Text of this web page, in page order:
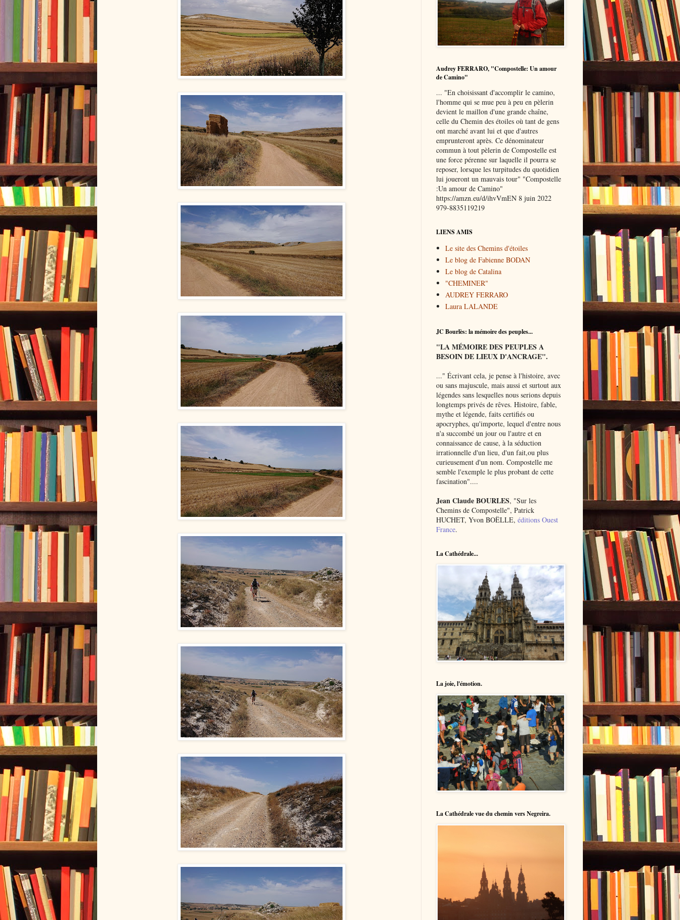
Audrey FERRARO, "Compostelle: Un amour
de Camino"
... "En choisissant d'accomplir le camino,
l'homme qui se mue peu à peu en pèlerin
devient le maillon d'une grande chaîne,
celle du Chemin des étoiles où tant de gens
ont marché avant lui et que d'autres
emprunteront après. Ce dénominateur
commun à tout pèlerin de Compostelle est
une force pérenne sur laquelle il pourra se
reposer, lorsque les turpitudes du quotidien
lui joueront un mauvais tour" "Compostelle
:Un amour de Camino"
https://amzn.eu/d/ihvVmEN 8 juin 2022
979-8835119219
LIENS AMIS
Le site des Chemins d'étoiles
Le blog de Fabienne BODAN
Le blog de Catalina
"CHEMINER"
AUDREY FERRARO
Laura LALANDE
JC Bourlès: la mémoire des peuples...
"LAMÉMOIREDES PEUPLES A
BESOIN DE LIEUX D'ANCRAGE".
..." Écrivant cela, je pense à l'histoire, avec
ou sans majuscule, mais aussi et surtout aux
légendes sans lesquelles nous serions depuis
longtemps privés de rêves. Histoire, fable,
mythe et légende, faits certifiés ou
apocryphes, qu'importe, lequel d'entre nous
n'a succombé un jour ou l'autre et en
connaissance de cause, à la séduction
irrationnelle d'un lieu, d'un fait,ou plus
curieusement d'un nom. Compostelle me
semble l'exemple le plus probant de cette
fascination"....
Jean Claude BOURLES, "Sur les
Chemins de Compostelle", Patrick
HUCHET, Yvon BOËLLE, éditions Ouest
France.
La Cathédrale...
La joie, l'émotion.
La Cathédrale vue du chemin vers Negreira.